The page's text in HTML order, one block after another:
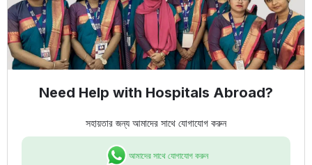
Need Help with Hospitals Abroad?
সহায়তার জন্য আমাদের সাথে যোগাযোগ করুন
আমাদের সাথে যোগাযোগ করুন